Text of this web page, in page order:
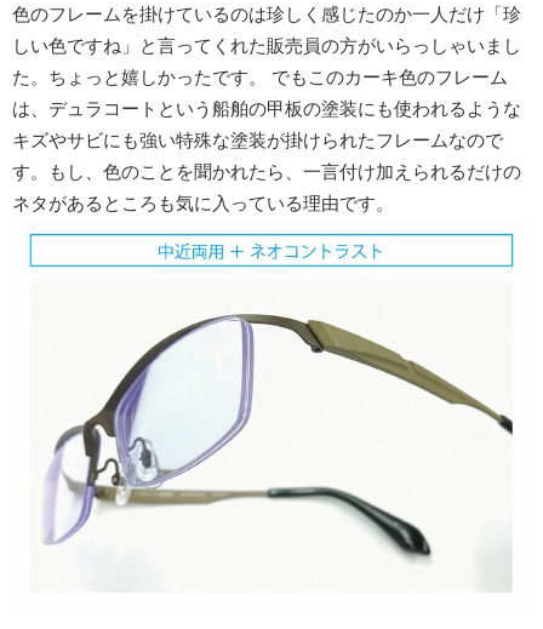
色のフレームを掛けているのは珍しく感じたのか一人だけ「珍
しい色ですね」と言ってくれた販売員の方がいらっしゃいまし
た。ちょっと嬉しかったです。 でもこのカーキ色のフレーム
は、デュラコートという船舶の甲板の塗装にも使われるような
キズやサビにも強い特殊な塗装が掛けられたフレームなので
す。もし、色のことを聞かれたら、一言付け加えられるだけの
ネタがあるところも気に入っている理由です。